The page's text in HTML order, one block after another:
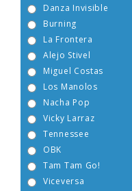
Danza Invisible
Burning
La Frontera
Alejo Stivel
Miguel Costas
Los Manolos
Nacha Pop
Vicky Larraz
Tennessee
OBK
Tam Tam Go!
Viceversa